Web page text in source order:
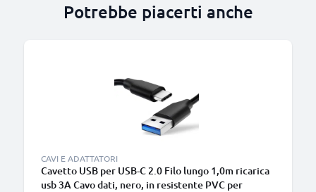
Potrebbe piacerti anche
CAVI E ADATTATORI
Cavetto USB per USB-C 2.0 Filo lungo 1,0m ricarica
usb 3A Cavo dati, nero, in resistente PVC per